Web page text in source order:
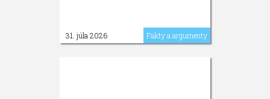
31. júla 2026 Fakty a argumenty